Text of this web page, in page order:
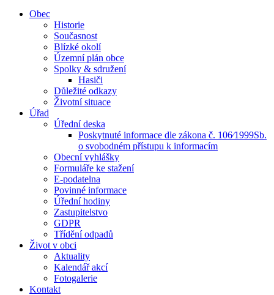
Obec
Historie
Současnost
Blízké okolí
Územní plán obce
Spolky & sdružení
Hasiči
Důležité odkazy
Životní situace
Úřad
Úřední deska
Poskytnuté informace dle zákona č. 106⁄1999Sb.
o svobodném přístupu k informacím
Obecní vyhlášky
Formuláře ke stažení
E-podatelna
Povinné informace
Úřední hodiny
Zastupitelstvo
GDPR
Třídění odpadů
Život v obci
Aktuality
Kalendář akcí
Fotogalerie
Kontakt